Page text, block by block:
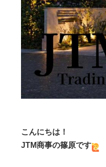
こんにちは！
JTM商事の篠原です